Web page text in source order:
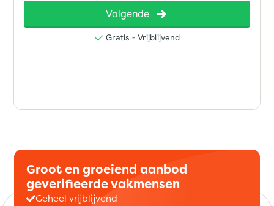
Groot en groeiend aanbod
geverifieerde vakmensen
Geheel vrijblijvend